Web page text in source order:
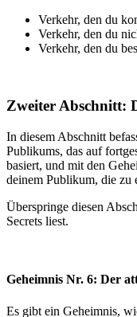
Verkehr, den du
Verkehr, den du
Verkehr, den du
Zweiter Abschnitt:
In diesem Abschnitt
Publikums, das auf
basiert, und mit den
deinem Publikum, die zu
Überspringe diesen
Secrets liest.
Geheimnis Nr. 6: Der
Es gibt ein Geheimnis,